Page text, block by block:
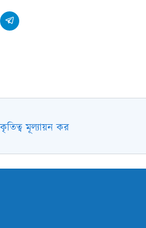
মূল্যায়ন কর